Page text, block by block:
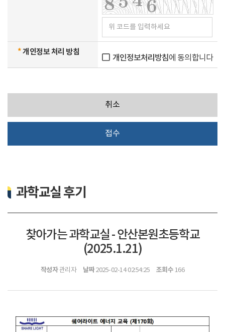
*개인정보 처리 방침
개인정보처리방침에 동의합니다
취소
접수
과학교실 후기
찾아가는 과학교실 - 안산본원초등학교
(2025.1.21)
작성자관리자 날짜2025-02-14 02:54:25 조회수 166